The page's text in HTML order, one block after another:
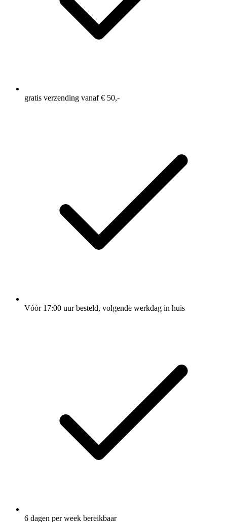
gratis verzending vanaf € 50,-
Vóór 17:00 uur besteld, volgende werkdag in huis
6 dagen per week bereikbaar